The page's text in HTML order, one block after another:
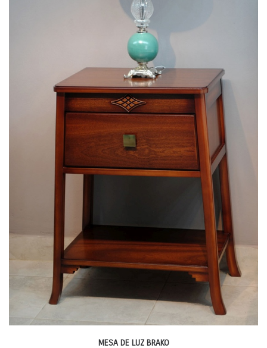
MESA DE LUZ BRAKO